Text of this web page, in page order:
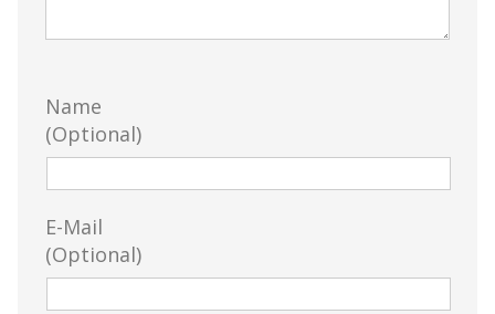
Name
(Optional)
E-Mail
(Optional)